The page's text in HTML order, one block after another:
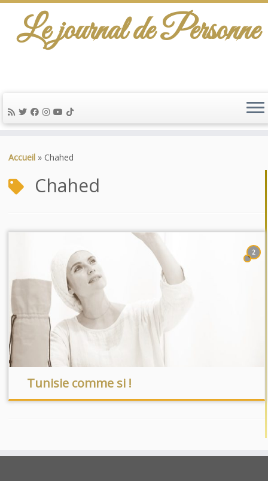
au
Le journal de Personne
Accueil » Chahed
Chahed
2
Tunisie comme si !